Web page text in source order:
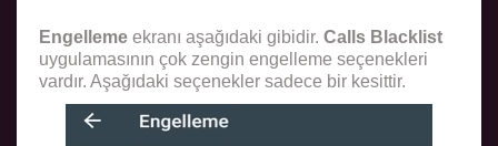
Engelleme ekranı aşağıdaki gibidir. Calls Blacklist
uygulamasının çok zengin engelleme seçenekleri
vardır. Aşağıdaki seçenekler sadece bir kesittir.